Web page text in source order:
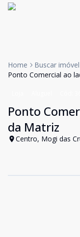
Home
Buscar imóvel
Ponto Comercial ao
Ponto
da Matriz
Centro, Mogi das